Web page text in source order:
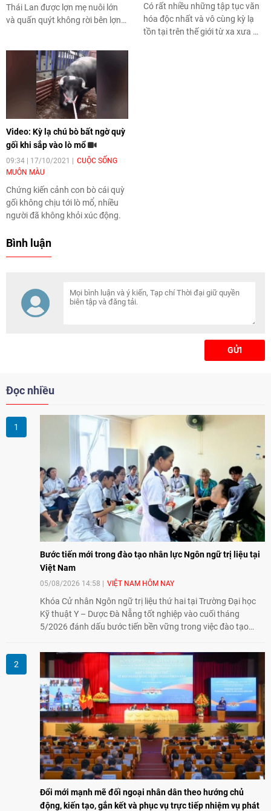
Thái Lan được lợn mẹ nuôi lớn
và quấn quýt không rời bên lợn
Có rất nhiều những tập tục văn
hóa độc nhất và vô cùng kỳ lạ
tồn tại trên thế giới từ xa xưa mà
Video: Kỳ lạ chú bò bất ngờ quỳ
gối khi sắp vào lò mổ
09:34 | 17/10/2021
CUỘC SỐNG
MUÔN MÀU
Chứng kiến cảnh con bò cái quỳ
gối không chịu tới lò mổ, nhiều
người đã không khỏi xúc động.
Bình luận
GỬI
Đọc nhiều
Bước tiến mới trong đào tạo nhân lực Ngôn ngữ trị liệu tại
Việt Nam
05/08/2026 14:58 VIỆT NAM HÔM NAY
Khóa Cử nhân Ngôn ngữ trị liệu thứ hai tại Trường Đại học
Kỹ thuật Y – Dược Đà Nẵng tốt nghiệp vào cuối tháng
5/2026 đánh dấu bước tiến bền vững trong việc đào tạo
tại Việt Nam.
Đổi mới mạnh mẽ đối ngoại nhân dân theo hướng chủ
động, kiến tạo, gắn kết và phục vụ trực tiếp nhiệm vụ phát